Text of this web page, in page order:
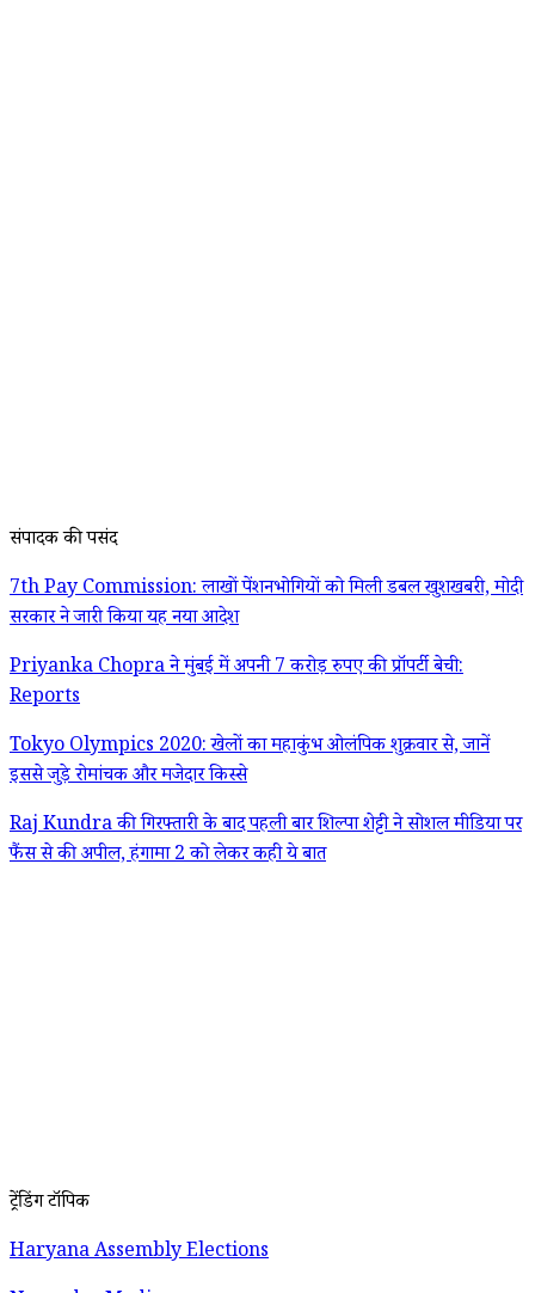
संपादक की पसंद
7th Pay Commission: लाखों पेंशनभोगियों को मिली डबल खुशखबरी, मोदी
सरकार ने जारी किया यह नया आदेश
Priyanka Chopra ने मुंबई में अपनी 7 करोड़ रुपए की प्रॉपर्टी बेची:
Reports
Tokyo Olympics 2020: खेलों का महाकुंभ ओलंपिक शुक्रवार से, जानें
इससे जुड़े रोमांचक और मजेदार किस्से
Raj Kundra की गिरफ्तारी के बाद पहली बार शिल्पा शेट्टी ने सोशल मीडिया पर
फैंस से की अपील, हंगामा 2 को लेकर कही ये बात
ट्रेंडिंग टॉपिक
Haryana Assembly Elections